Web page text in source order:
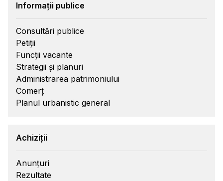
Informații publice
Consultări publice
Petiții
Funcții vacante
Strategii și planuri
Administrarea patrimoniului
Comerț
Planul urbanistic general
Achiziții
Anunțuri
Rezultate